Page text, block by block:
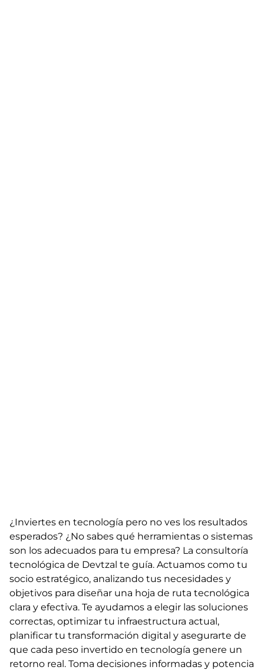
¿Inviertes en tecnología pero no ves los resultados
esperados? ¿No sabes qué herramientas o sistemas
son los adecuados para tu empresa? La consultoría
tecnológica de Devtzal te guía. Actuamos como tu
socio estratégico, analizando tus necesidades y
objetivos para diseñar una hoja de ruta tecnológica
clara y efectiva. Te ayudamos a elegir las soluciones
correctas, optimizar tu infraestructura actual,
planificar tu transformación digital y asegurarte de
que cada peso invertido en tecnología genere un
retorno real. Toma decisiones informadas y potencia